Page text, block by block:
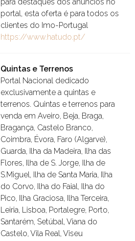
portal, esta oferta é para todos os
clientes do Imo-Portugal
https://www.hatudo.pt/
Quintas e Terrenos
Portal Nacional dedicado
exclusivamente a quintas e
terrenos. Quintas e terrenos para
venda em Aveiro, Beja, Braga,
Bragança, Castelo Branco,
Coimbra, Évora, Faro (Algarve),
Guarda, Ilha da Madeira, Ilha das
Flores, Ilha de S. Jorge, Ilha de
S.Miguel, Ilha de Santa Maria, Ilha
do Corvo, Ilha do Faial, Ilha do
Pico, Ilha Graciosa, Ilha Terceira,
Leiria, Lisboa, Portalegre, Porto,
Santarém, Setúbal, Viana do
Castelo, Vila Real, Viseu